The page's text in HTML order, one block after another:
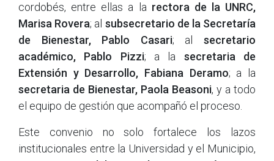
cordobés, entre ellas a la rectora de la UNRC,
Marisa Rovera; al subsecretario de la Secretaría
de Bienestar, Pablo Casari; alsecretario
académico, Pablo Pizzi; a la secretaria de
Extensión y Desarrollo, Fabiana Deramo; a la
secretaria de Bienestar, Paola Beasoni, y a todo
el equipo de gestión que acompañó el proceso.
Este convenio no solo fortalece los lazos
institucionales entre la Universidad y el Municipio,